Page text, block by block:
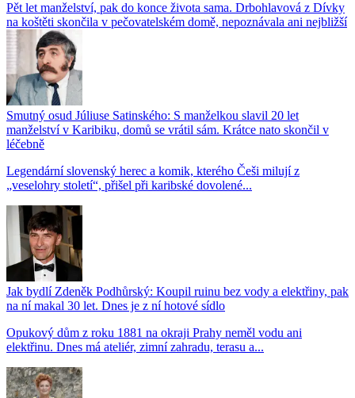
Pět let manželství, pak do konce života sama. Drbohlavová z Dívky
na koštěti skončila v pečovatelském domě, nepoznávala ani nejbližší
Smutný osud Júliuse Satinského: S manželkou slavil 20 let
manželství v Karibiku, domů se vrátil sám. Krátce nato skončil v
léčebně
Legendární slovenský herec a komik, kterého Češi milují z
„veselohry století“, přišel při karibské dovolené...
Jak bydlí Zdeněk Podhůrský: Koupil ruinu bez vody a elektřiny, pak
na ní makal 30 let. Dnes je z ní hotové sídlo
Opukový dům z roku 1881 na okraji Prahy neměl vodu ani
elektřinu. Dnes má ateliér, zimní zahradu, terasu a...